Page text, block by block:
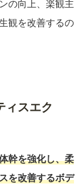
の向上、楽観主
観を改善するの
ィスエク
幹を強化し、柔
を改善するボデ